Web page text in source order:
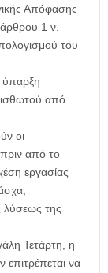
Απόφασης
1 ν.
του
ύπαρξη
από
οι
από το
εργασίας
λύσεως της
Τετάρτη, η
επιτρέπεται να